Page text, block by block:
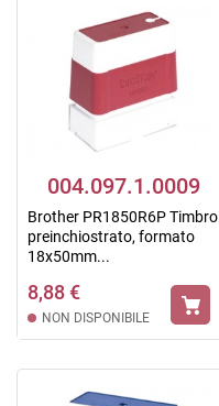
004.097.1.0009
Brother PR1850R6P Timbro
preinchiostrato, formato
18x50mm...
8,88 €
NON DISPONIBILE